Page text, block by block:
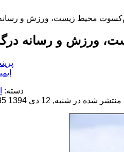
دسته:
منتشر شده در شنبه, 12 دی 1394 11:35